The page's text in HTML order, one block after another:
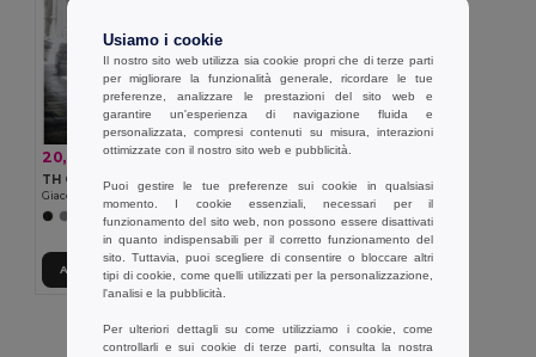
20,71 € 33,15 € -38%
TH Clothes 30248
Giacca unisex in cotone ed elastan
+1 Colori
Aggiungi al carrello
Visualizzazione Di Tutti I Prodotti.
Usiamo i cookie
Il nostro sito web utilizza sia cookie propri che di terze parti
per migliorare la funzionalità generale, ricordare le tue
preferenze, analizzare le prestazioni del sito web e
garantire un'esperienza di navigazione fluida e
personalizzata, compresi contenuti su misura, interazioni
ottimizzate con il nostro sito web e pubblicità.
Puoi gestire le tue preferenze sui cookie in qualsiasi
momento. I cookie essenziali, necessari per il
funzionamento del sito web, non possono essere disattivati
in quanto indispensabili per il corretto funzionamento del
sito. Tuttavia, puoi scegliere di consentire o bloccare altri
tipi di cookie, come quelli utilizzati per la personalizzazione,
l'analisi e la pubblicità.
Per ulteriori dettagli su come utilizziamo i cookie, come
controllarli e sui cookie di terze parti, consulta la nostra